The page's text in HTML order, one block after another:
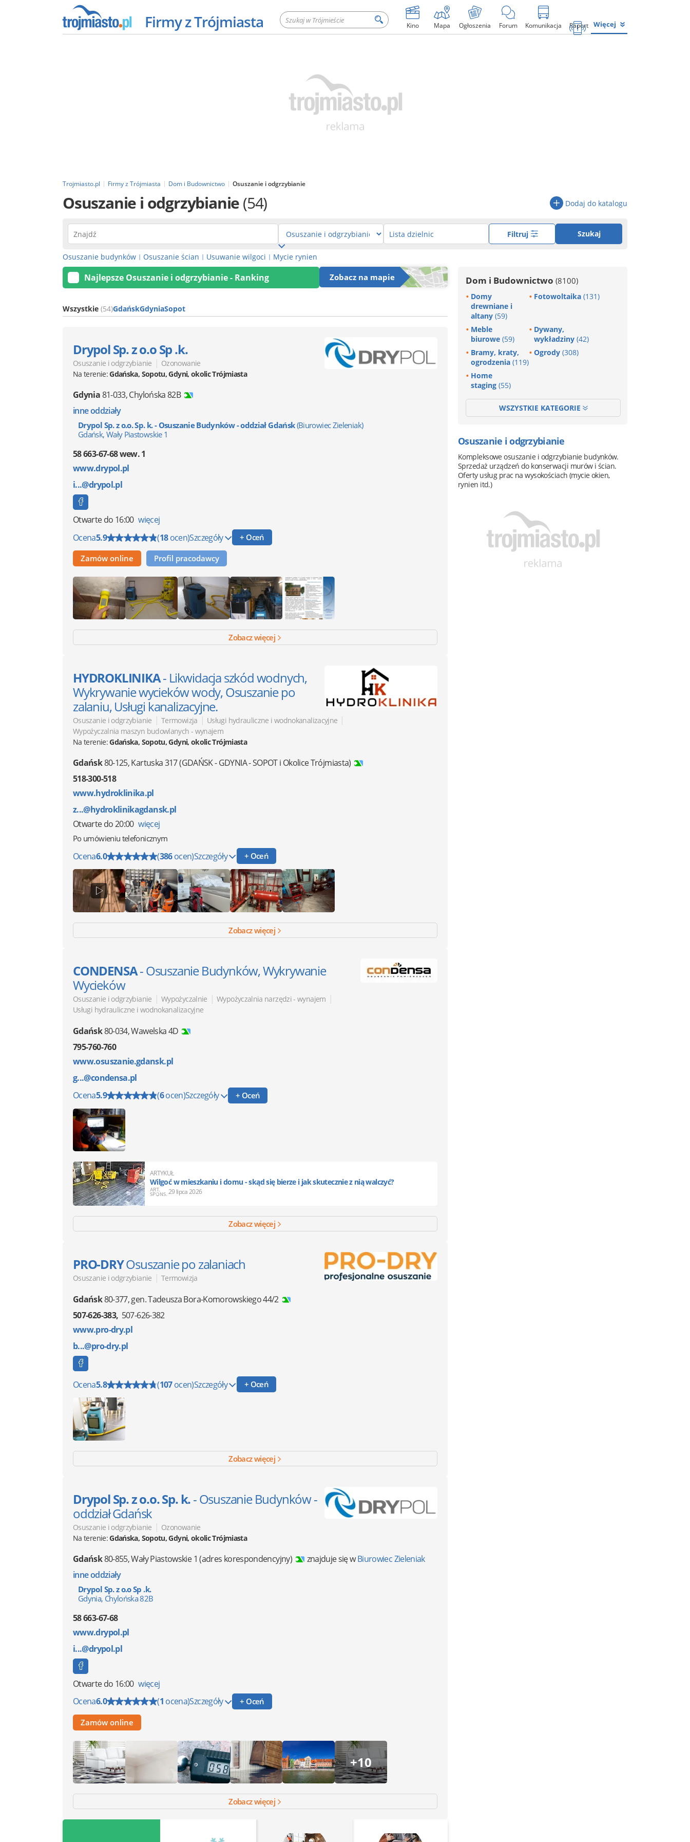
Firmy z Trójmiasta Kino Mapa Ogłoszenia Forum Komunikacja Raport Więcej
Trojmiasto.pl Firmy z Trójmiasta Dom i Budownictwo Osuszanie i odgrzybianie
Osuszanie i odgrzybianie(54) Dodaj do katalogu
Filtruj Szukaj
Osuszanie budynków | Osuszanie ścian | Usuwanie wilgoci | Mycie rynien
Najlepsze Osuszanie i odgrzybianie - Ranking Zobacz na mapie
Wszystkie (54)GdańskGdyniaSopot
Drypol Sp. z o.o Sp .k.
Osuszanie i odgrzybianie | Ozonowanie
Na terenie:Gdańska, Sopotu, Gdyni, okolic Trójmiasta
Gdynia81-033,Chylońska 82B
inne oddziały
Drypol Sp. z o.o. Sp. k. - Osuszanie Budynków - oddział Gdańsk(Biurowiec Zieleniak)
Gdańsk, Wały Piastowskie 1
58 663-67-68 wew. 1
www.drypol.pl
i...@drypol.pl
Otwartedo 16:00 więcej
Ocena5.9 (18ocen)Szczegóły + Oceń
Zamów online Profil pracodawcy
Zobacz więcej
HYDROKLINIKA- Likwidacja szkód wodnych,
Wykrywanie wycieków wody, Osuszanie po
zalaniu, Usługi kanalizacyjne.
Osuszanie i odgrzybianie | Termowizja | Usługi hydrauliczne i wodnokanalizacyjne |
Wypożyczalnia maszyn budowlanych - wynajem
Na terenie:Gdańska, Sopotu, Gdyni, okolic Trójmiasta
Gdańsk80-125,Kartuska 317(GDAŃSK - GDYNIA - SOPOT i Okolice Trójmiasta)
518-300-518
www.hydroklinika.pl
z...@hydroklinikagdansk.pl
Otwartedo 20:00 więcej
Po umówieniu telefonicznym
Ocena6.0 (386ocen)Szczegóły + Oceń
Zobacz więcej
CONDENSA- Osuszanie Budynków, Wykrywanie
Wycieków
Osuszanie i odgrzybianie | Wypożyczalnie | Wypożyczalnia narzędzi - wynajem |
Usługi hydrauliczne i wodnokanalizacyjne
Gdańsk80-034,Wawelska 4D
795-760-760
www.osuszanie.gdansk.pl
g...@condensa.pl
Ocena5.9 (6ocen)Szczegóły + Oceń
ARTYKUŁ
Wilgoć w mieszkaniu i domu - skąd się bierze i jak skutecznie z nią walczyć?
29 lipca 2026
Zobacz więcej
PRO-DRYOsuszanie po zalaniach
Osuszanie i odgrzybianie | Termowizja
Gdańsk80-377,gen. Tadeusza Bora-Komorowskiego 44/2
507-626-383 507-626-382
www.pro-dry.pl
b...@pro-dry.pl
Ocena5.8 (107ocen)Szczegóły + Oceń
Zobacz więcej
Drypol Sp. z o.o. Sp. k.- Osuszanie Budynków -
oddział Gdańsk
Osuszanie i odgrzybianie | Ozonowanie
Na terenie:Gdańska, Sopotu, Gdyni, okolic Trójmiasta
Gdańsk80-855,Wały Piastowskie 1 (adres korespondencyjny) znajduje się wBiurowiec Zieleniak
inne oddziały
Drypol Sp. z o.o Sp .k.
Gdynia, Chylońska 82B
58 663-67-68
www.drypol.pl
i...@drypol.pl
Otwartedo 16:00 więcej
Ocena6.0 (1 ocena)Szczegóły + Oceń
Zamów online
+10
Zobacz więcej
Dom i Budownictwo (8100)
Domy
drewniane i
altany (59)
Fotowoltaika (131)
Meble
biurowe (59)
Dywany,
wykładziny (42)
Bramy, kraty,
ogrodzenia (119)
Ogrody (308)
Home
staging (55)
WSZYSTKIE KATEGORIE
Osuszanie i odgrzybianie
Kompleksowe osuszanie i odgrzybianie budynków.
Sprzedaż urządzeń do konserwacji murów i ścian.
Oferty usług prac na wysokościach (mycie okien,
rynien itd.)